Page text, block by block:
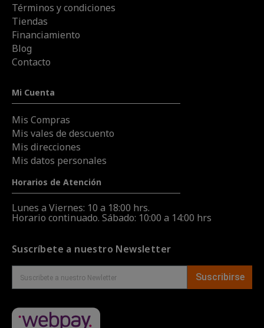
Términos y condiciones
Tiendas
Financiamiento
Blog
Contacto
Mi Cuenta
Mis Compras
Mis vales de descuento
Mis direcciones
Mis datos personales
Horarios de Atención
Lunes a Viernes: 10 a 18:00 hrs.
Horario continuado. Sábado: 10:00 a 14:00 hrs
Suscríbete a nuestro Newsletter
Suscribirse